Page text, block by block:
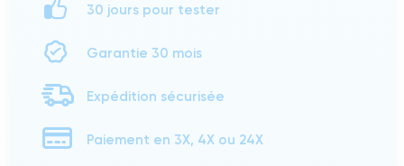
30 jours pour tester
Garantie 30 mois
Expédition sécurisée
Paiement en 3X, 4X ou 24X